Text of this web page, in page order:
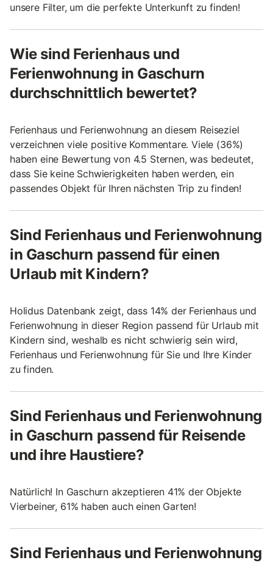
unsere Filter, um die perfekte Unterkunft zu finden!
Wie sind Ferienhaus und
Ferienwohnung in Gaschurn
durchschnittlich bewertet?
Ferienhaus und Ferienwohnung an diesem Reiseziel
verzeichnen viele positive Kommentare. Viele (36%)
haben eine Bewertung von 4.5 Sternen, was bedeutet,
dass Sie keine Schwierigkeiten haben werden, ein
passendes Objekt für Ihren nächsten Trip zu finden!
Sind Ferienhaus und Ferienwohnung
in Gaschurn passend für einen
Urlaub mit Kindern?
Holidus Datenbank zeigt, dass 14% der Ferienhaus und
Ferienwohnung in dieser Region passend für Urlaub mit
Kindern sind, weshalb es nicht schwierig sein wird,
Ferienhaus und Ferienwohnung für Sie und Ihre Kinder
zu finden.
Sind Ferienhaus und Ferienwohnung
in Gaschurn passend für Reisende
und ihre Haustiere?
Natürlich! In Gaschurn akzeptieren 41% der Objekte
Vierbeiner, 61% haben auch einen Garten!
Sind Ferienhaus und Ferienwohnung